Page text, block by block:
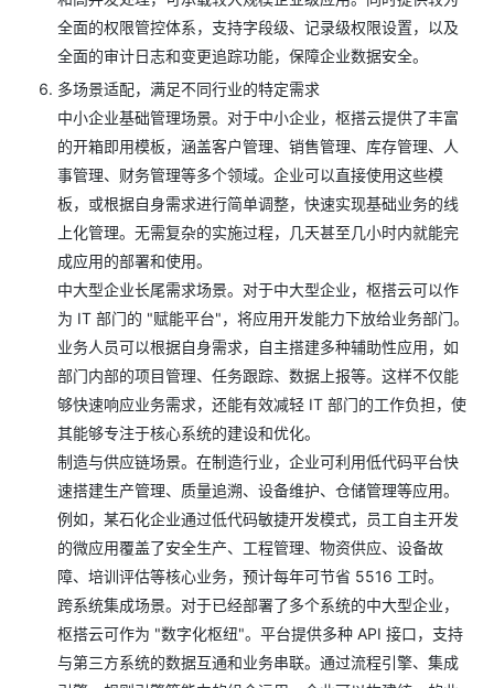
全面的权限管控体系，支持字段级、记录级权限设置，以及
全面的审计日志和变更追踪功能，保障企业数据安全。
多场景适配，满足不同行业的特定需求
中小企业基础管理场景。对于中小企业，枢搭云提供了丰富
的开箱即用模板，涵盖客户管理、销售管理、库存管理、人
事管理、财务管理等多个领域。企业可以直接使用这些模
板，或根据自身需求进行简单调整，快速实现基础业务的线
上化管理。无需复杂的实施过程，几天甚至几小时内就能完
成应用的部署和使用。
中大型企业长尾需求场景。对于中大型企业，枢搭云可以作
为 IT 部门的 "赋能平台"，将应用开发能力下放给业务部门。
业务人员可以根据自身需求，自主搭建多种辅助性应用，如
部门内部的项目管理、任务跟踪、数据上报等。这样不仅能
够快速响应业务需求，还能有效减轻 IT 部门的工作负担，使
其能够专注于核心系统的建设和优化。
制造与供应链场景。在制造行业，企业可利用低代码平台快
速搭建生产管理、质量追溯、设备维护、仓储管理等应用。
例如，某石化企业通过低代码敏捷开发模式，员工自主开发
的微应用覆盖了安全生产、工程管理、物资供应、设备故
障、培训评估等核心业务，预计每年可节省 5516 工时。
跨系统集成场景。对于已经部署了多个系统的中大型企业，
枢搭云可作为 "数字化枢纽"。平台提供多种 API 接口，支持
与第三方系统的数据互通和业务串联。通过流程引擎、集成